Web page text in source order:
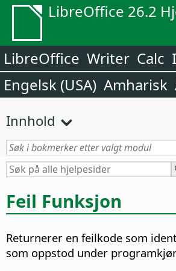
LibreOffice 26.2
LibreOffice Writer Calc
Engelsk (USA) Amharisk
Innhold
Feil Funksjon
Returnerer en feilkode som
som oppstod under